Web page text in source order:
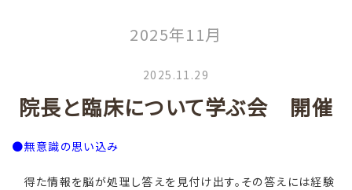
2025年11月
2025.11.29
院長と臨床について学ぶ会 開催
●無意識の思い込み
得た情報を脳が処理し答えを見付け出す。その答えには経験